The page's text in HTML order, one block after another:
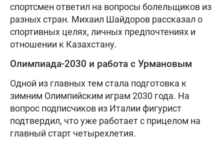
спортсмен ответил на вопросы болельщиков из
разных стран. Михаил Шайдоров рассказал о
спортивных целях, личных предпочтениях и
отношении к Казахстану.
Олимпиада-2030 и работа с Урмановым
Одной из главных тем стала подготовка к
зимним Олимпийским играм 2030 года. На
вопрос подписчиков из Италии фигурист
подтвердил, что уже работает с прицелом на
главный старт четырехлетия.